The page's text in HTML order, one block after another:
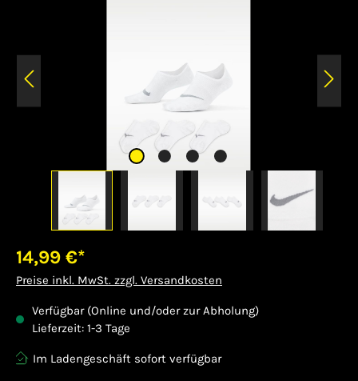
14,99 €*
Preise inkl. MwSt. zzgl. Versandkosten
Verfügbar (Online und/oder zur Abholung)
Lieferzeit: 1-3 Tage
Im Ladengeschäft sofort verfügbar